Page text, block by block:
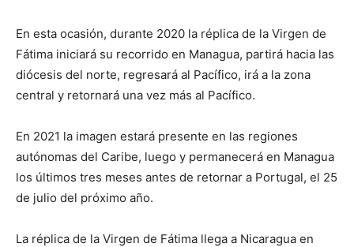
En esta ocasión, durante 2020 la réplica de la Virgen de
Fátima iniciará su recorrido en Managua, partirá hacia las
diócesis del norte, regresará al Pacífico, irá a la zona
central y retornará una vez más al Pacífico.
En 2021 la imagen estará presente en las regiones
autónomas del Caribe, luego y permanecerá en Managua
los últimos tres meses antes de retornar a Portugal, el 25
de julio del próximo año.
La réplica de la Virgen de Fátima llega a Nicaragua en